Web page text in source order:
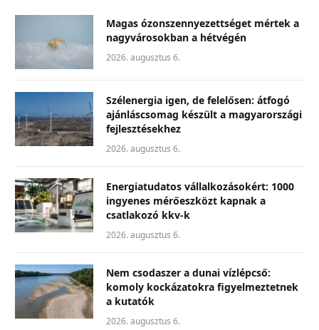
Magas ózonszennyezettséget mértek a
nagyvárosokban a hétvégén
2026. augusztus 6.
Szélenergia igen, de felelősen: átfogó
ajánláscsomag készült a magyarországi
fejlesztésekhez
2026. augusztus 6.
Energiatudatos vállalkozásokért: 1000
ingyenes mérőeszközt kapnak a
csatlakozó kkv-k
2026. augusztus 6.
Nem csodaszer a dunai vízlépcső:
komoly kockázatokra figyelmeztetnek
a kutatók
2026. augusztus 6.